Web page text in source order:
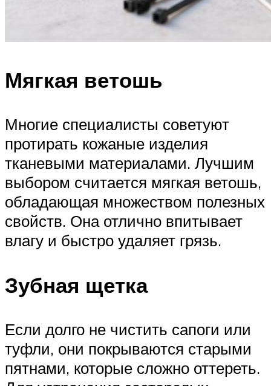
Мягкая ветошь
Многие специалисты советуют
протирать кожаные изделия
тканевыми материалами. Лучшим
выбором считается мягкая ветошь,
обладающая множеством полезных
свойств. Она отлично впитывает
влагу и быстро удаляет грязь.
Зубная щетка
Если долго не чистить сапоги или
туфли, они покрываются старыми
пятнами, которые сложно оттереть.